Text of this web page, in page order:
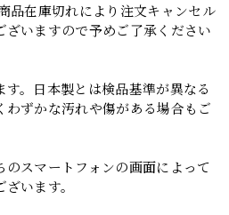
品在庫切れにより注文キャンセル
ざいますので予めご了承ください
す。日本製とは検品基準が異なる
わずかな汚れや傷がある場合もご
のスマートフォンの画面によって
います。